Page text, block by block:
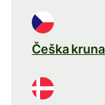
Češka kruna